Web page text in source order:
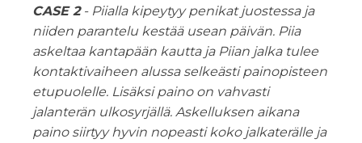
CASE 2- Piialla kipeytyy penikat juostessa ja
niiden parantelu kestää usean päivän. Piia
askeltaa kantapään kautta ja Piian jalka tulee
kontaktivaiheen alussa selkeästi painopisteen
etupuolelle. Lisäksi paino on vahvasti
jalanterän ulkosyrjällä. Askelluksen aikana
paino siirtyy hyvin nopeasti koko jalkaterälle ja